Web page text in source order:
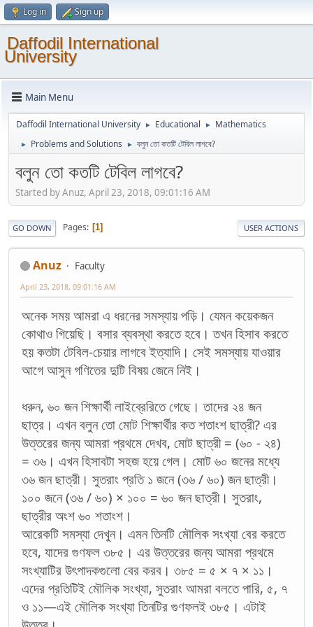
Log in Sign up
Daffodil International
University
Main Menu
Daffodil International University ► Educational ► Mathematics
► Problems and Solutions ► বলুন তো কতটি টেবিল লাগবে?
বলুন তো কতটি টেবিল লাগবে?
Started by Anuz, April 23, 2018, 09:01:16 AM
GO DOWN Pages 1 USER ACTIONS
Anuz Faculty
April 23, 2018, 09:01:16 AM
অনেক সময় আমরা এ ধরনের সমস্যায় পড়ি। যেমন কয়েকজন
কোথাও গিয়েছি। বসার ব্যবস্থা করতে হবে। তখন হিসাব করতে
হয় কতটা টেবিল-চেয়ার লাগবে ইত্যাদি। সেই সমস্যায় যাওয়ার
আগে আসুন গণিতের দুটি বিষয় জেনে নিই।
ধরুন, ৬০ জন শিক্ষার্থী লাইব্রেরিতে গেছে। তাদের ২৪ জন
ছাত্র। এখন বলুন তো মোট শিক্ষার্থীর কত শতাংশ ছাত্রী? এর
উত্তরের জন্য আমরা প্রথমে দেখব, মোট ছাত্রী = (৬০ - ২৪)
= ৩৬। এখন হিসাবটা সহজ হয়ে গেল। মোট ৬০ জনের মধ্যে
৩৬ জন ছাত্রী। সুতরাং প্রতি ১ জনে (৩৬ / ৬০) জন ছাত্রী।
১০০ জনে (৩৬ / ৬০) × ১০০ = ৬০ জন ছাত্রী। সুতরাং,
ছাত্রীর অংশ ৬০ শতাংশ।
আরেকটি সমস্যা দেখুন। এমন তিনটি মৌলিক সংখ্যা বের করতে
হবে, যাদের গুণফল ৩৮৫। এর উত্তরের জন্য আমরা প্রথমে
সংখ্যাটির উৎপাদকগুলো বের করব। ৩৮৫ = ৫ × ৭ × ১১।
এদের প্রতিটিই মৌলিক সংখ্যা, সুতরাং আমরা বলতে পারি, ৫, ৭
ও ১১—এই মৌলিক সংখ্যা তিনটির গুণফলই ৩৮৫। এটাই